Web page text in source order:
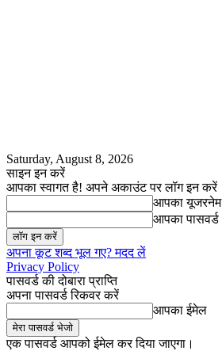
Saturday, August 8, 2026
साइन इन करें
आपका स्वागत है! अपने अकाउंट पर लॉग इन करें
आपका यूजरनेम
आपका पासवर्ड
अपना कूट शब्द भूल गए? मदद लें
Privacy Policy
पासवर्ड की दोबारा प्राप्ति
अपना पासवर्ड रिकवर करें
आपका ईमेल
एक पासवर्ड आपको ईमेल कर दिया जाएगा।